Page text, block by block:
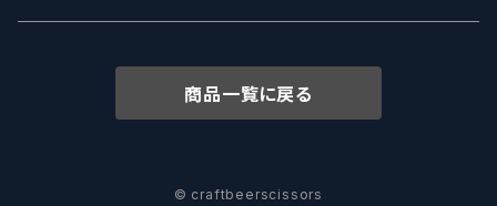
箕面ビール - MINOH BEER
サンクトガーレン - Sankt Gallen
Mikkeller ミッケラー
Hop Nation ホップネーション
Lambiek Fabriek - ファブリーク
Behemoth - ベヒーモス
Deep Creek Brewing Co.
8 Wired エイトワイアード
Strathcona ストラスコナ
ODIN BREWING オディン
Früh フリュー
商品一覧に戻る
© craftbeerscissors